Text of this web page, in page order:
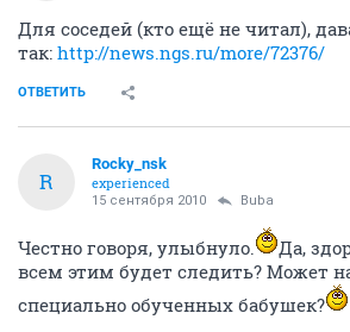
Для соседей (кто ещё не читал),
так: http://news.ngs.ru/more/72376/
ОТВЕТИТЬ
R
Rocky_nsk
experienced
15 сентября 2010 Buba
Честно говоря, улыбнуло.
Да,
всем этим будет следить? Может
специально обученных бабушек?